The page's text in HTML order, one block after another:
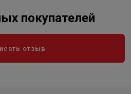
покупателей
отзыв